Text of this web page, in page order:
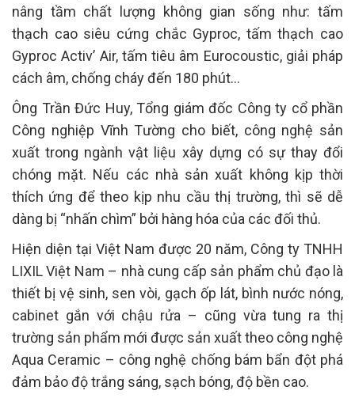
nâng tầm chất lượng không gian sống như: tấm
thạch cao siêu cứng chắc Gyproc, tấm thạch cao
Gyproc Activ’ Air, tấm tiêu âm Eurocoustic, giải pháp
cách âm, chống cháy đến 180 phút…
Ông Trần Đức Huy, Tổng giám đốc Công ty cổ phần
Công nghiệp Vĩnh Tường cho biết, công nghệ sản
xuất trong ngành vật liệu xây dựng có sự thay đổi
chóng mặt. Nếu các nhà sản xuất không kịp thời
thích ứng để theo kịp nhu cầu thị trường, thì sẽ dễ
dàng bị “nhấn chìm” bởi hàng hóa của các đối thủ.
Hiện diện tại Việt Nam được 20 năm, Công ty TNHH
LIXIL Việt Nam – nhà cung cấp sản phẩm chủ đạo là
thiết bị vệ sinh, sen vòi, gạch ốp lát, bình nước nóng,
cabinet gắn với chậu rửa – cũng vừa tung ra thị
trường sản phẩm mới được sản xuất theo công nghệ
Aqua Ceramic – công nghệ chống bám bẩn đột phá
đảm bảo độ trắng sáng, sạch bóng, độ bền cao.